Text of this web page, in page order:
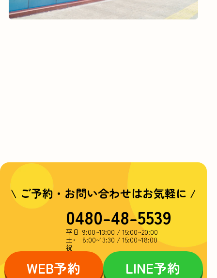
\ ご予約・お問い合わせはお気軽に /
0480-48-5539
平日 9:00~13:00 / 15:00~20:00
土･
祝
8:00~13:30 / 15:00~18:00
WEB予約 LINE予約